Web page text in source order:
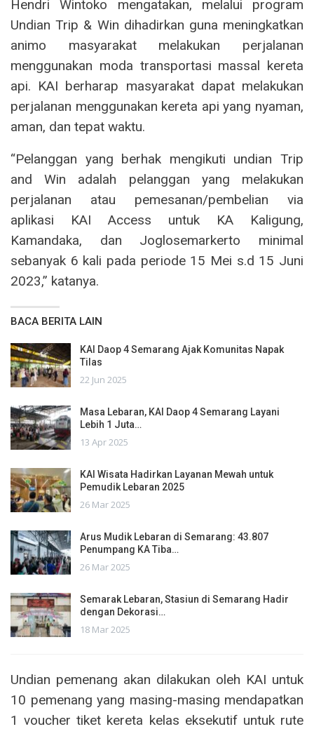
Hendri Wintoko mengatakan, melalui program
Undian Trip & Win dihadirkan guna meningkatkan
animo masyarakat melakukan perjalanan
menggunakan moda transportasi massal kereta
api. KAI berharap masyarakat dapat melakukan
perjalanan menggunakan kereta api yang nyaman,
aman, dan tepat waktu.
“Pelanggan yang berhak mengikuti undian Trip
and Win adalah pelanggan yang melakukan
perjalanan atau pemesanan/pembelian via
aplikasi KAI Access untuk KA Kaligung,
Kamandaka, dan Joglosemarkerto minimal
sebanyak 6 kali pada periode 15 Mei s.d 15 Juni
2023,” katanya.
BACA BERITA LAIN
KAI Daop 4 Semarang Ajak Komunitas Napak
Tilas
22 Jun 2025
Masa Lebaran, KAI Daop 4 Semarang Layani
Lebih 1 Juta…
13 Apr 2025
KAI Wisata Hadirkan Layanan Mewah untuk
Pemudik Lebaran 2025
26 Mar 2025
Arus Mudik Lebaran di Semarang: 43.807
Penumpang KA Tiba…
26 Mar 2025
Semarak Lebaran, Stasiun di Semarang Hadir
dengan Dekorasi…
18 Mar 2025
Undian pemenang akan dilakukan oleh KAI untuk
10 pemenang yang masing-masing mendapatkan
1 voucher tiket kereta kelas eksekutif untuk rute